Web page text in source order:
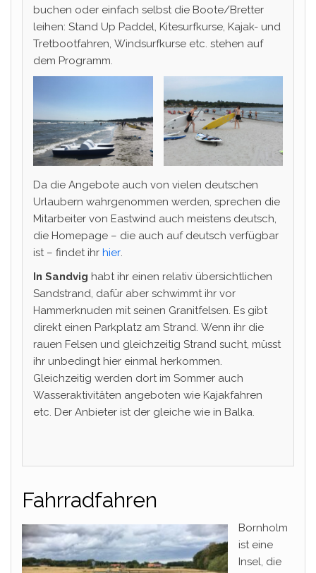
buchen oder einfach selbst die Boote/Bretter
leihen: Stand Up Paddel, Kitesurfkurse, Kajak- und
Tretbootfahren, Windsurfkurse etc. stehen auf
dem Programm.
Da die Angebote auch von vielen deutschen
Urlaubern wahrgenommen werden, sprechen die
Mitarbeiter von Eastwind auch meistens deutsch,
die Homepage – die auch auf deutsch verfügbar
ist – findet ihr hier.
In Sandvig habt ihr einen relativ übersichtlichen
Sandstrand, dafür aber schwimmt ihr vor
Hammerknuden mit seinen Granitfelsen. Es gibt
direkt einen Parkplatz am Strand. Wenn ihr die
rauen Felsen und gleichzeitig Strand sucht, müsst
ihr unbedingt hier einmal herkommen.
Gleichzeitig werden dort im Sommer auch
Wasseraktivitäten angeboten wie Kajakfahren
etc. Der Anbieter ist der gleiche wie in Balka.
Fahrradfahren
Bornholm
ist eine
Insel, die